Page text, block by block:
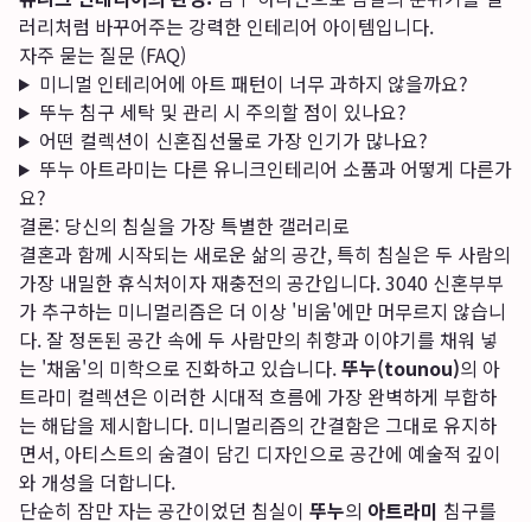
러리처럼 바꾸어주는 강력한 인테리어 아이템입니다.
자주 묻는 질문 (FAQ)
미니멀 인테리어에 아트 패턴이 너무 과하지 않을까요?
뚜누 침구 세탁 및 관리 시 주의할 점이 있나요?
어떤 컬렉션이 신혼집선물로 가장 인기가 많나요?
뚜누 아트라미는 다른 유니크인테리어 소품과 어떻게 다른가
요?
결론: 당신의 침실을 가장 특별한 갤러리로
결혼과 함께 시작되는 새로운 삶의 공간, 특히 침실은 두 사람의
가장 내밀한 휴식처이자 재충전의 공간입니다. 3040 신혼부부
가 추구하는 미니멀리즘은 더 이상 '비움'에만 머무르지 않습니
다. 잘 정돈된 공간 속에 두 사람만의 취향과 이야기를 채워 넣
는 '채움'의 미학으로 진화하고 있습니다.뚜누(tounou)의 아
트라미 컬렉션은 이러한 시대적 흐름에 가장 완벽하게 부합하
는 해답을 제시합니다. 미니멀리즘의 간결함은 그대로 유지하
면서, 아티스트의 숨결이 담긴 디자인으로 공간에 예술적 깊이
와 개성을 더합니다.
단순히 잠만 자는 공간이었던 침실이 뚜누의 아트라미 침구를